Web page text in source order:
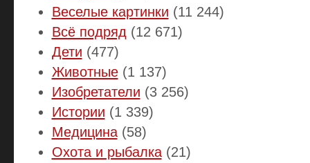
Веселые картинки (11 244)
Всё подряд (12 671)
Дети (477)
Животные(1 137)
Изобретатели (3 256)
Истории (1 339)
Медицина(58)
Охота и рыбалка(21)